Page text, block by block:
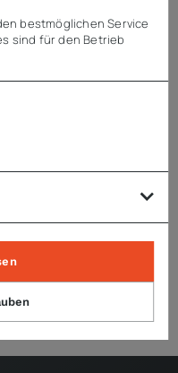
und binden
bestmöglichen Service
sind für den Betrieb